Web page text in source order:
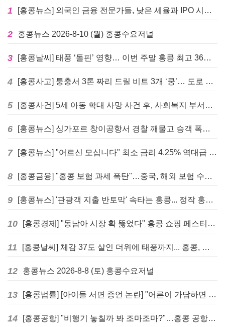
1 [홍콩뉴스] 외국인 금융 전문가들, 낮은 세율과 IPO 시장 회복에 홍콩으로 '대거 복귀'
2 홍콩뉴스 2026-8-10 (월) 홍콩수요저널
3 [홍콩날씨] 태풍 ‘돌핀’ 영향… 이번 주말 홍콩 최고 36도 폭염 비상
4 [홍콩사고] 퉁충서 3톤 짜리 드릴 비트 3개 ‘쿵’… 도로 파손·교통 마비
5 [홍콩사건] 5세 아동 학대 사망 사건 후, 사회복지 부서에 내부 검토 및 교육 강화 촉구
6 [홍콩뉴스] 싱가포르 창이공항서 경찰 깨물고 승객 폭행한 홍콩 모자, 결국 감옥행
7 [홍콩뉴스] "어르신 모십니다" 최소 금리 4.25% 역대급 혜택, 홍콩 실버채권 발행
8 [홍콩금융] "홍콩 보험 과세 폭탄"…중국, 해외 보험 수익에 20% 세금 부과로 관련주 급락
9 [홍콩뉴스] '관광객 지출 반토막' 속타는 홍콩... 정작 홍콩인들은 지갑 들고 해외로?
10 [홍콩경제] "동남아 시장 확 뚫었다" 홍콩 쇼핑 페스티벌, 매출 대박 행진
11 [홍콩날씨] 체감 37도 살인 더위에 태풍까지... 홍콩, 주말 내내 '초비상'
12 홍콩뉴스 2026-8-8 (토) 홍콩수요저널
13 [홍콩법률] [아이들 서면 증언 논란] "어른이 가담하면 왜곡된다"… 홍콩 변호사회, 정부 성범죄법 개정안에 제동
14 [홍콩공항] "비행기 놓칠까 봐 조마조마?"…홍콩 공항 식당, AI 탑승시간 계산해 메뉴 추천해 준다